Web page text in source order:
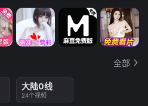
全部
大陆0线
24个视频